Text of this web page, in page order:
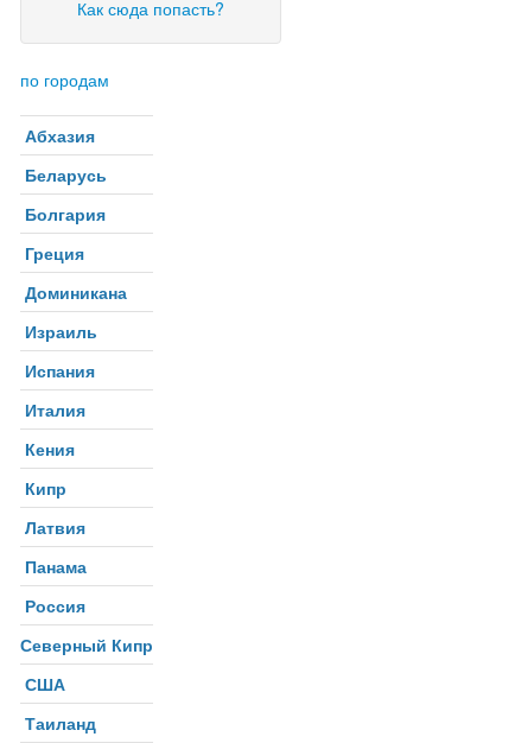
Как сюда попасть?
по городам
Абхазия
Беларусь
Болгария
Греция
Доминикана
Израиль
Испания
Италия
Кения
Кипр
Латвия
Панама
Россия
Северный Кипр
США
Таиланд